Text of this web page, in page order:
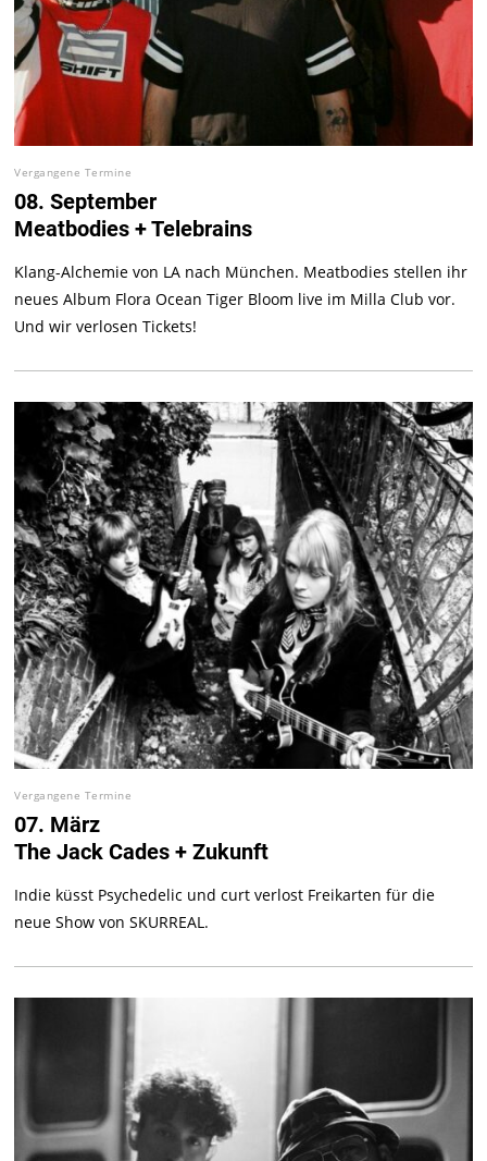
Vergangene Termine
08. September
Meatbodies + Telebrains
Klang-Alchemie von LA nach München. Meatbodies stellen ihr
neues Album Flora Ocean Tiger Bloom live im Milla Club vor.
Und wir verlosen Tickets!
Vergangene Termine
07. März
The Jack Cades + Zukunft
Indie küsst Psychedelic und curt verlost Freikarten für die
neue Show von SKURREAL.